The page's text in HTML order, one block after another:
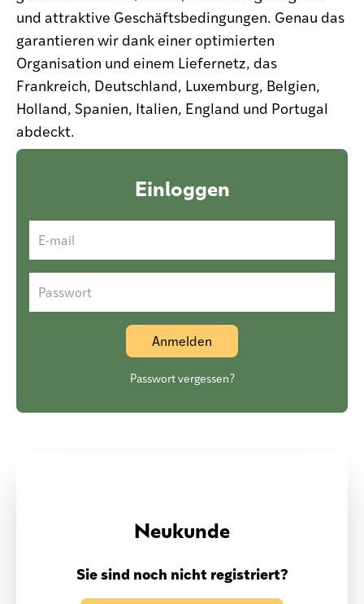
und attraktive Geschäftsbedingungen. Genau das
garantieren wir dank einer optimierten
Organisation und einem Liefernetz, das
Frankreich, Deutschland, Luxemburg, Belgien,
Holland, Spanien, Italien, England und Portugal
abdeckt.
Einloggen
E-mail
Passwort
Passwort vergessen?
Neukunde
Sie sind noch nicht registriert?